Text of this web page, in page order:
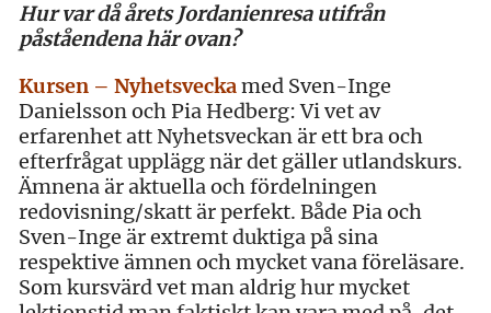
Hur var då årets Jordanienresa utifrån
påståendena här ovan?
Kursen – Nyhetsveckamed Sven-Inge
Danielsson och Pia Hedberg: Vi vet av
erfarenhet att Nyhetsveckan är ett bra och
efterfrågat upplägg när det gäller utlandskurs.
Ämnena är aktuella och fördelningen
redovisning/skatt är perfekt. Både Pia och
Sven-Inge är extremt duktiga på sina
respektive ämnen och mycket vana föreläsare.
Som kursvärd vet man aldrig hur mycket